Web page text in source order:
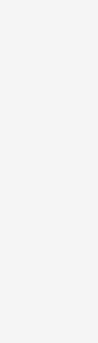
は、恋活・
選ぶ
ービスを利